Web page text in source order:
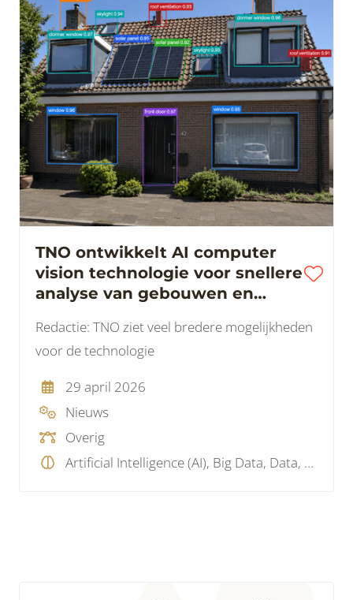
TNO ontwikkelt AI computer
vision technologie voor snellere
analyse van gebouwen en
Redactie: TNO ziet veel bredere mogelijkheden
voor de technologie
29 april 2026
Nieuws
Overig
Artificial Intelligence (AI), Big Data, Data, GIS, Visualisatie